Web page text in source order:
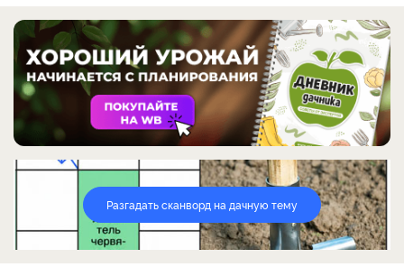
Разгадать сканворд на дачную тему